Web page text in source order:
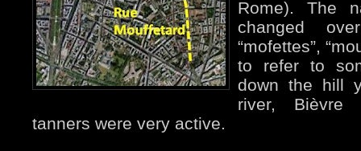
Rome). The
changed
“mofettes”,
to refer to
down the hill
river, Bièvre
tanners were very active.